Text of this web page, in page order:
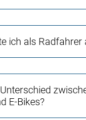
ich als Radfahrer
E-Bikes?